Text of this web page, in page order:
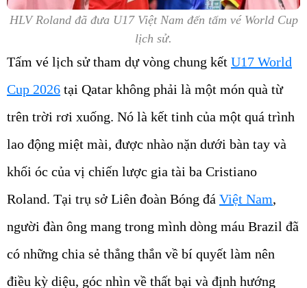
HLV Roland đã đưa U17 Việt Nam đến tấm vé World Cup
lịch sử.
Tấm vé lịch sử tham dự vòng chung kết U17 World
Cup 2026 tại Qatar không phải là một món quà từ
trên trời rơi xuống. Nó là kết tinh của một quá trình
lao động miệt mài, được nhào nặn dưới bàn tay và
khối óc của vị chiến lược gia tài ba Cristiano
Roland. Tại trụ sở Liên đoàn Bóng đá Việt Nam,
người đàn ông mang trong mình dòng máu Brazil đã
có những chia sẻ thẳng thắn về bí quyết làm nên
điều kỳ diệu, góc nhìn về thất bại và định hướng